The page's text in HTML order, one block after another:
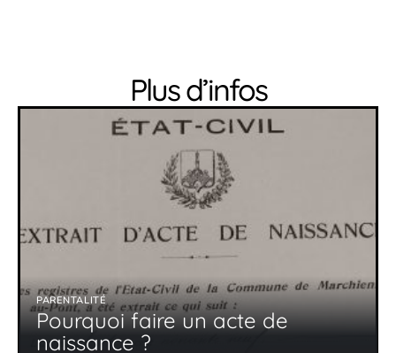
Plus d’infos
PARENTALITÉ
Pourquoi faire un acte de
naissance ?